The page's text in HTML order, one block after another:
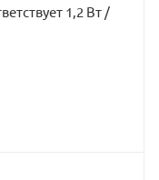
1,2 Вт /